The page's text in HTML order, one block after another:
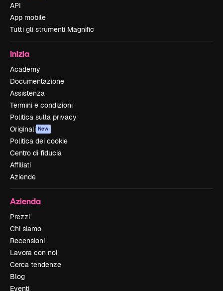
API
App mobile
Tutti gli strumenti Magnific
Inizia
Academy
Documentazione
Assistenza
Termini e condizioni
Politica sulla privacy
Originali New
Politica dei cookie
Centro di fiducia
Affiliati
Aziende
Azienda
Prezzi
Chi siamo
Recensioni
Lavora con noi
Cerca tendenze
Blog
Eventi